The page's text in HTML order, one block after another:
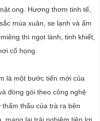
ong. Hương thơm tinh tế,
mùa xuân, se lạnh và ấm
thì ngọt lành, tinh khiết,
cổ họng.
là một bước tiến mới của
đóng gói theo công nghệ
thấu của trà ra bên
mang lại trải nghiệm tiện lợi,